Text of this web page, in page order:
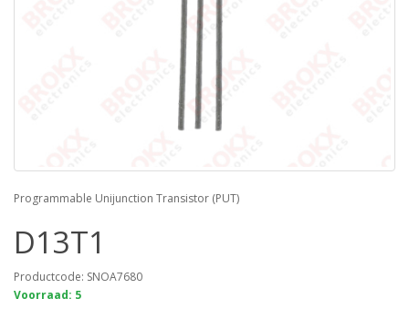
Programmable Unijunction Transistor (PUT)
D13T1
Productcode: SNOA7680
Voorraad: 5